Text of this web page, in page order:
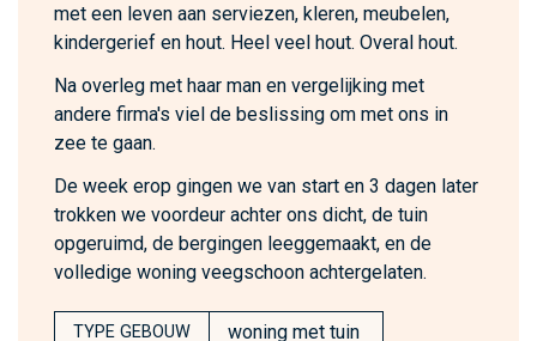
met een leven aan serviezen, kleren, meubelen,
kindergerief en hout. Heel veel hout. Overal hout.
Na overleg met haar man en vergelijking met
andere firma's viel de beslissing om met ons in
zee te gaan.
De week erop gingen we van start en 3 dagen later
trokken we voordeur achter ons dicht, de tuin
opgeruimd, de bergingen leeggemaakt, en de
volledige woning veegschoon achtergelaten.
TYPE GEBOUW woning met tuin